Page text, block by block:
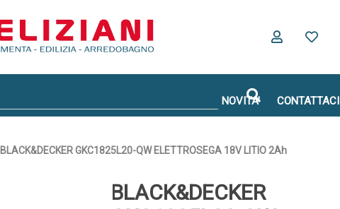
NOVITA' CONTATTACI
BLACK&DECKER GKC1825L20-QW ELETTROSEGA 18V LITIO 2Ah
BLACK&DECKER